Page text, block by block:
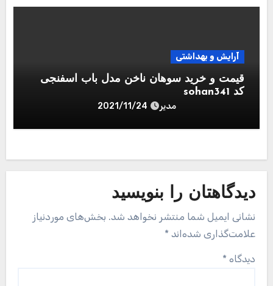
آرایش و بهداشتی
قیمت و خرید سوهان ناخن مدل باب اسفنجی
کد sohan341
مدیر 2021/11/24
دیدگاهتان را بنویسید
نشانی ایمیل شما منتشر نخواهد شد. بخش‌های موردنیاز
علامت‌گذاری شده‌اند *
دیدگاه *